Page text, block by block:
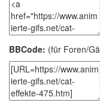
BBCode: (für Foren/